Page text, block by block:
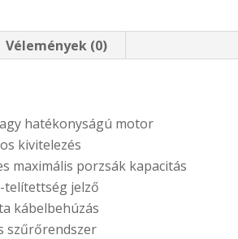
Vélemények (0)
hatékonyságú motor
kivitelezés
maximális porzsák kapacitás
telítettség jelző
kábelbehúzás
szűrőrendszer